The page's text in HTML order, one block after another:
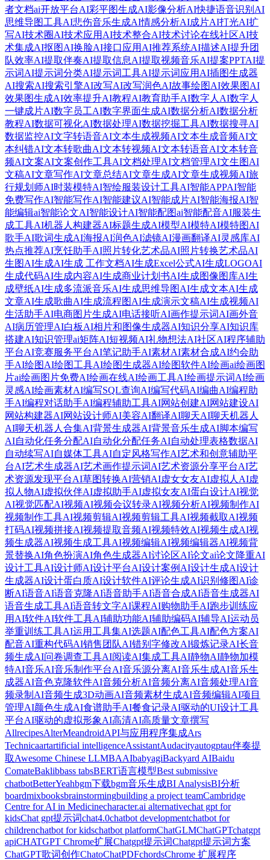
者文档ai开放平台AI彩平图生成AI影像分析AI快捷语音识别 AI
思维导图工具AI悲伤音乐生成AI情感分析AI成片AI打光AI扩
写AI技术圈AI技术应用 AI技术整合AI技术讨论在线社区AI技
术集成AI抠图AI换脸AI接口应用 AI推荐系统AI描述AI提升团
队效率AI提取伴奏AI提取信息AI提取视频音乐AI提案PPTAI提
示词AI提示词分类AI提示词工具AI提示词应用 AI插图生成器
AI搜索AI搜索引擎AI改写AI改写润色AI故事绘图AI效果图AI
效果图生成AI效率提升AI教程AI教育助手AI数字人 AI数字人
一键成片AI数字员工AI数字界面生成AI数据分析AI数据分析
教程AI数据可视化AI数据处理AI数据挖掘工具AI数据搜寻AI
数据监控AI文字转语音AI文本生成视频AI文本生成音频AI文
本纠错AI文本转歌曲AI文本转视频AI文本转语音AI文本转音
频AI文案AI文案创作工具AI文档处理AI文档管理AI文生图AI
文稿AI文章写作AI文章总结AI文章生成AI文章生成视频AI旅
行规划师AI时装模特AI智绘服装设计工具AI智能APPAI智能
免费写作AI智能写作AI智能建议AI智能成片AI智能海报AI智
能编辑ai智能论文AI智能设计AI智能配图ai智能配音AI服装生
成工具AI机器人构建器AI标题生成AI模型AI模特AI模特图AI
歌手AI歌词生成AI海报AI润色AI滤镜AI漫画翻译AI灵感库AI
热点推荐AI烹饪助手AI照片转化艺术品AI照片转换艺术品AI
生图AI生成AI生成 工作文档AI生成Excel公式AI生成LOGOAI
生成代码AI生成内容AI生成商业计划书AI生成图像图库AI生
成壁纸AI生成多流派音乐AI生成思维导图AI生成文本AI生成
文章AI生成歌曲AI生成流程图AI生成演示文稿AI生成视频AI
生活助手AI电商图片生成AI电话接听AI画作提示词AI画外音
AI病历管理AI白板AI相片和图像生成器AI知识分享AI知识库
搭建AI知识管理ai矩阵AI短视频AI礼物想法AI社区AI程序辅助
平台AI竞赛服务平台AI笔记助手AI素材AI素材合成AI约会助
手AI绘图AI绘图工具AI绘图生成器AI绘图软件AI绘画ai绘画图
片ai绘画图片免费AI绘画在线AI绘画工具AI绘画提示词AI绘画
灵感AI绘画素材AI编写SQL查询AI编写代码AI编曲AI编程助
手AI编程对话助手AI编程辅助工具AI网站创建AI网站建设AI
网站构建器AI网站设计师AI美容AI翻译AI聊天AI聊天机器人
AI聊天机器人合集AI背景生成器AI背景音乐生成AI脚本编写
AI自动化任务分配AI自动化分配任务AI自动处理表格数据AI
自动续写AI自媒体工具AI自定风格写作AI艺术和创意辅助平
台AI艺术生成器AI艺术画作提示词AI艺术资源分享平台AI艺
术资源发现平台AI草图转换AI营销AI虚女女友AI虚拟人 AI虚
拟人物AI虚拟伙伴AI虚拟助手AI虚拟女友AI蛋白设计AI视觉
AI视觉匹配AI视频AI视频会议转录AI视频分析AI视频制作AI
视频制作工具AI视频剪辑AI视频剪辑工具AI视频截取AI视频
打码AI视频拼接AI视频提取音频AI视频特效AI视频生成AI视
频生成器AI视频生成工具AI视频编辑AI视频编辑器AI视频背
景替换AI角色扮演AI角色生成器AI讨论区AI论文ai论文降重AI
设计工具AI设计师AI设计平台AI设计案例 AI设计生成AI设计
生成器AI设计蛋白质AI设计软件AI评论生成AI识别修图AI诊
断AI语音AI语音克隆AI语音助手AI语音合成AI语音生成器AI
语音生成工具AI语音转文字AI课程AI购物助手AI跑步训练应
用 AI软件AI软件工具AI辅助功能AI辅助编码AI辅导AI运动员
举重训练工具AI运用工具集AI选题AI配色工具AI配色方案AI
配音AI重构代码AI销售团队AI错别字修改AI锻炼记录AI长音
频生成AI问卷调查工具AI阅读AI集成工具AI静物AI静物加模
特AI音乐AI音乐制作平台AI音乐源分离AI音乐生成AI音乐生
成器AI音色克隆软件AI音频分析AI音频分离AI音频处理AI音
频录制 AI音频生成3D动画AI音频素材生成AI音频编辑AI项目
管理AI颜色生成AI食谱助手AI餐食记录AI驱动的UI设计工具
平台AI驱动的虚拟形象AI高清AI高质量文章撰写
AllrecipesAlterMeandroidAPI与应用程序集成Ars
Technicaartartificial intelligenceAssistantAudacityautogptau伴奏提
取Awesome Chinese LLMBAAIbabyagiBackyard AIBaidu
ComateBaklibbass tabsBERT语言模型Best submissive
chatbotBetterYeahbgm下载bgm音乐生成BI AnalysisBI分析
boardmixbooksbrainstormingbuilding a project teamCambridge
Centre for AI in Medicinecharacter.ai alternativechat gpt for
kidsChat gpt提示词chat4.0chatbot developmentchatbot for
childrenchatbot for kidschatbot platformChatGLMChatGPTchatgpt
apiCHATGPT Chrome扩展Chatgpt提示词Chatgpt提示词方案
ChatGPT歌词创作ChatoChatPDFchordsChrome 扩展程序